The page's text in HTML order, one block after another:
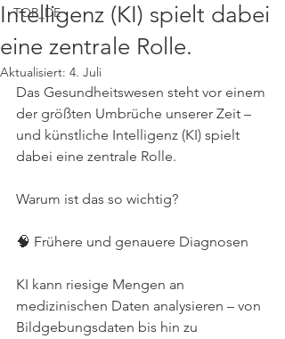
TOP_DE
Intelligenz (KI) spielt dabei
eine zentrale Rolle.
Aktualisiert: 4. Juli
Das Gesundheitswesen steht vor einem
der größten Umbrüche unserer Zeit –
und künstliche Intelligenz (KI) spielt
dabei eine zentrale Rolle.
Warum ist das so wichtig?
🧠 Frühere und genauere Diagnosen
KI kann riesige Mengen an
medizinischen Daten analysieren – von
Bildgebungsdaten bis hin zu